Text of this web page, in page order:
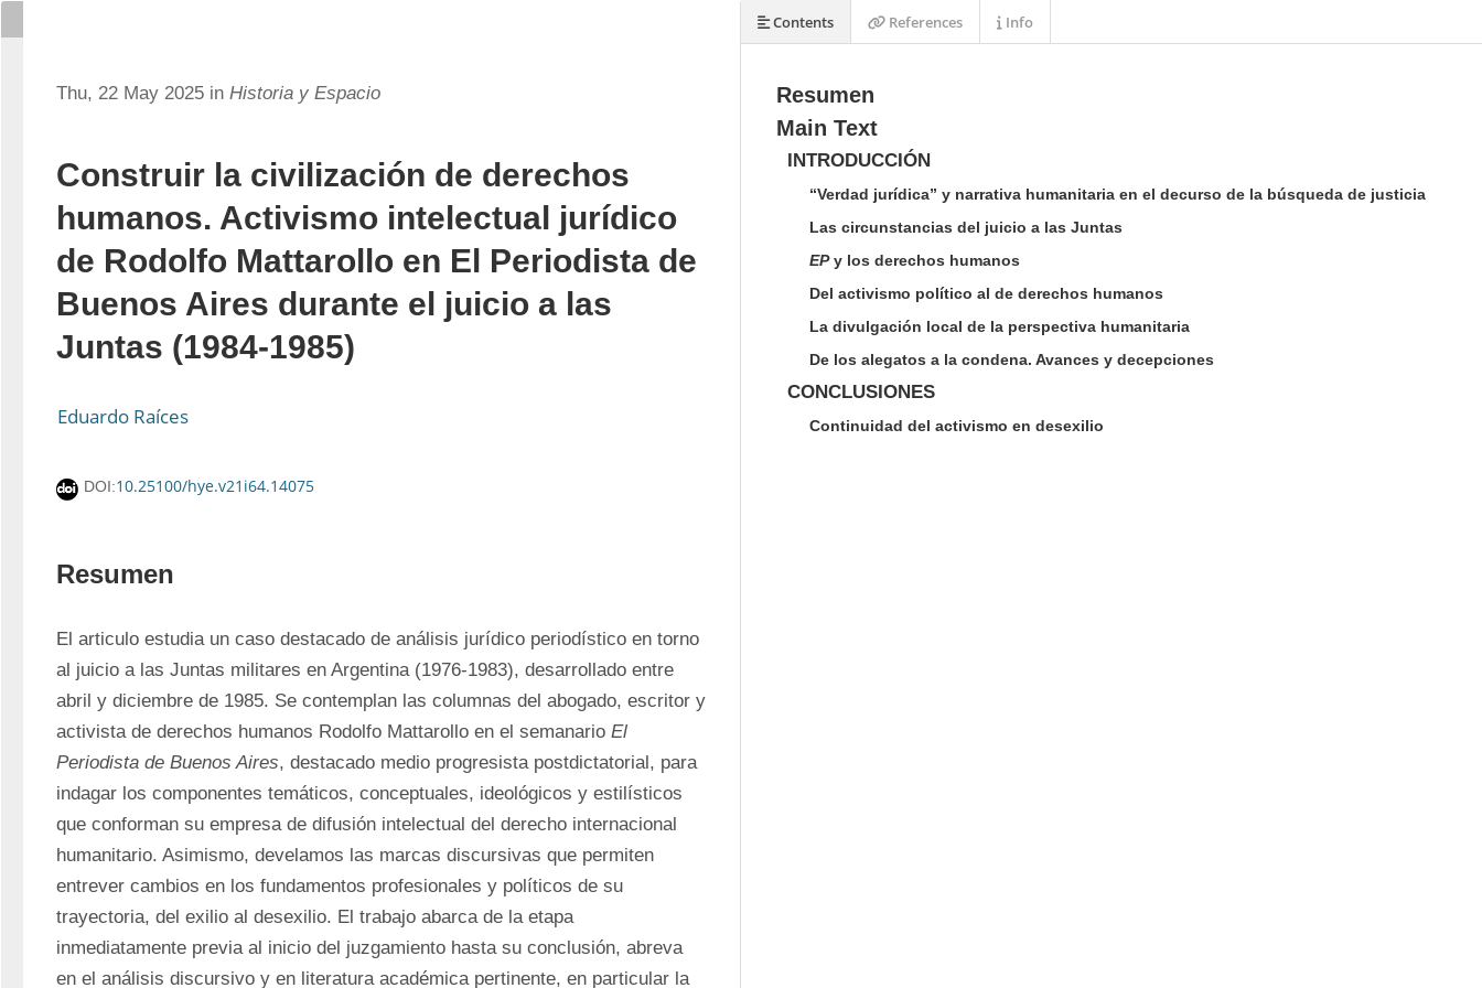
Thu, 22 May 2025 in Historia y Espacio
Construir la civilización de derechos
humanos. Activismo intelectual jurídico
de Rodolfo Mattarollo en El Periodista de
Buenos Aires durante el juicio a las
Juntas (1984-1985)
Eduardo Raíces
DOI:10.25100/hye.v21i64.14075
Resumen
El articulo estudia un caso destacado de análisis jurídico periodístico en torno
al juicio a las Juntas militares en Argentina (1976-1983), desarrollado entre
abril y diciembre de 1985. Se contemplan las columnas del abogado, escritor y
activista de derechos humanos Rodolfo Mattarollo en el semanario El
Periodista de Buenos Aires, destacado medio progresista postdictatorial, para
indagar los componentes temáticos, conceptuales, ideológicos y estilísticos
que conforman su empresa de difusión intelectual del derecho internacional
humanitario. Asimismo, develamos las marcas discursivas que permiten
entrever cambios en los fundamentos profesionales y políticos de su
trayectoria, del exilio al desexilio. El trabajo abarca de la etapa
inmediatamente previa al inicio del juzgamiento hasta su conclusión, abreva
en el análisis discursivo y en literatura académica pertinente, en particular la
Resumen
Main Text
INTRODUCCIÓN
“Verdad jurídica” y narrativa humanitaria en el decurso de la búsqueda de justicia
Las circunstancias del juicio a las Juntas
EPy los derechos humanos
Del activismo político al de derechos humanos
La divulgación local de la perspectiva humanitaria
De los alegatos a la condena. Avances y decepciones
CONCLUSIONES
Continuidad del activismo en desexilio
Contents References Info